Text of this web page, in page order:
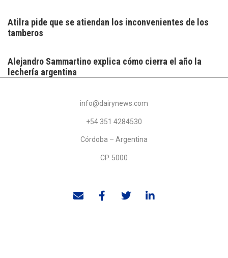
Atilra pide que se atiendan los inconvenientes de los
tamberos
Alejandro Sammartino explica cómo cierra el año la
lechería argentina
info@dairynews.com
+54 351 4284530
Córdoba – Argentina
CP. 5000